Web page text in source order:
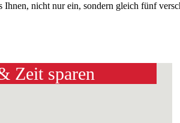
nicht nur ein, sondern gleich fünf
Zeit sparen